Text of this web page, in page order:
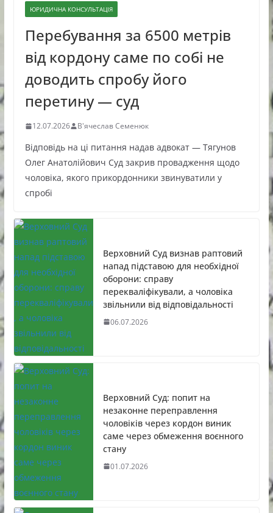
ЮРИДИЧНА КОНСУЛЬТАЦІЯ
Перебування за 6500 метрів
від кордону саме по собі не
доводить спробу його
перетину — суд
12.07.2026 В'ячеслав Семенюк
Відповідь на ці питання надав адвокат — Тягунов
Олег Анатолійович Суд закрив провадження щодо
чоловіка, якого прикордонники звинуватили у
спробі
Верховний Суд визнав раптовий
напад підставою для необхідної
оборони: справу
перекваліфікували, а чоловіка
звільнили від відповідальності
06.07.2026
Верховний Суд: попит на
незаконне переправлення
чоловіків через кордон виник
саме через обмеження воєнного
стану
01.07.2026